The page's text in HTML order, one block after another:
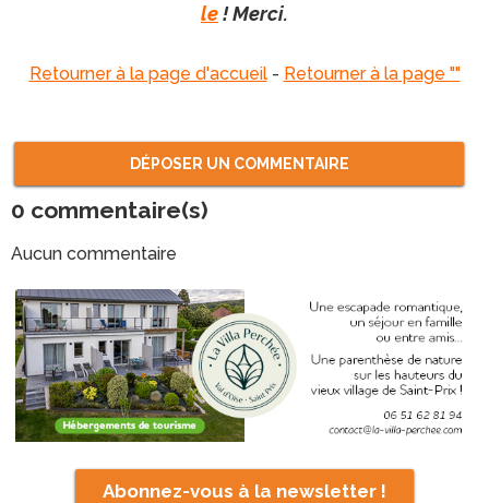
le! Merci.
Retourner à la page d'accueil- Retourner à la page ""
DÉPOSER UN COMMENTAIRE
0 commentaire(s)
Aucun commentaire
Abonnez-vous à la newsletter !